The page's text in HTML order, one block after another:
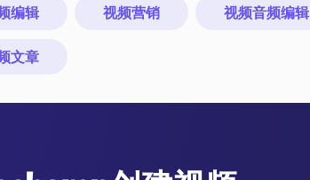
编辑 视频营销 视频音频编辑
文章